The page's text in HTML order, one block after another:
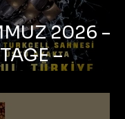
2026 –
–
Zorlu PSM
Sahnesi